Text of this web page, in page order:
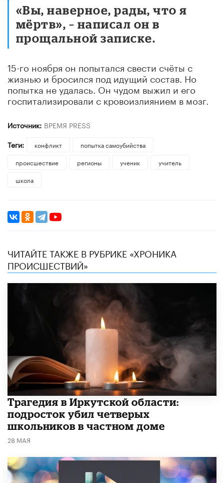
«Вы, наверное, рады, что я
мёртв», – написал он в
прощальной записке.
15-го ноября он попытался свести счёты с
жизнью и бросился под идущий состав. Но
попытка не удалась. Он чудом выжил и его
госпитализировали с кровоизлиянием в мозг.
Источник: ВРЕМЯ PRESS
Теги:
конфликт
попытка самоубийства
происшествие
регионы ученик
учитель
школа
ЧИТАЙТЕ ТАКЖЕ В РУБРИКЕ «ХРОНИКА
ПРОИСШЕСТВИЙ»
Трагедия в Иркутской области:
подросток убил четверых
школьников в частном доме
28 МАЯ